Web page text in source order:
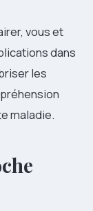
vous et
dans
les
maladie.